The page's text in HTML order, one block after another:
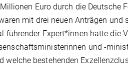
Euro durch die Deutsche
mit drei neuen Anträgen und
führender Expert*innen hatte die
und -
welche bestehenden